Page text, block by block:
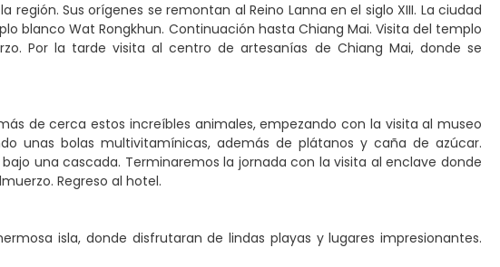
Sus orígenes se remontan al Reino Lanna en el siglo XIII. La ciudad
blanco Wat Rongkhun. Continuación hasta Chiang Mai. Visita del templo
Por la tarde visita al centro de artesanías de Chiang Mai, donde se
de cerca estos increíbles animales, empezando con la visita al museo
unas bolas multivitamínicas, además de plátanos y caña de azúcar.
una cascada. Terminaremos la jornada con la visita al enclave donde
Regreso al hotel.
isla, donde disfrutaran de lindas playas y lugares impresionantes.